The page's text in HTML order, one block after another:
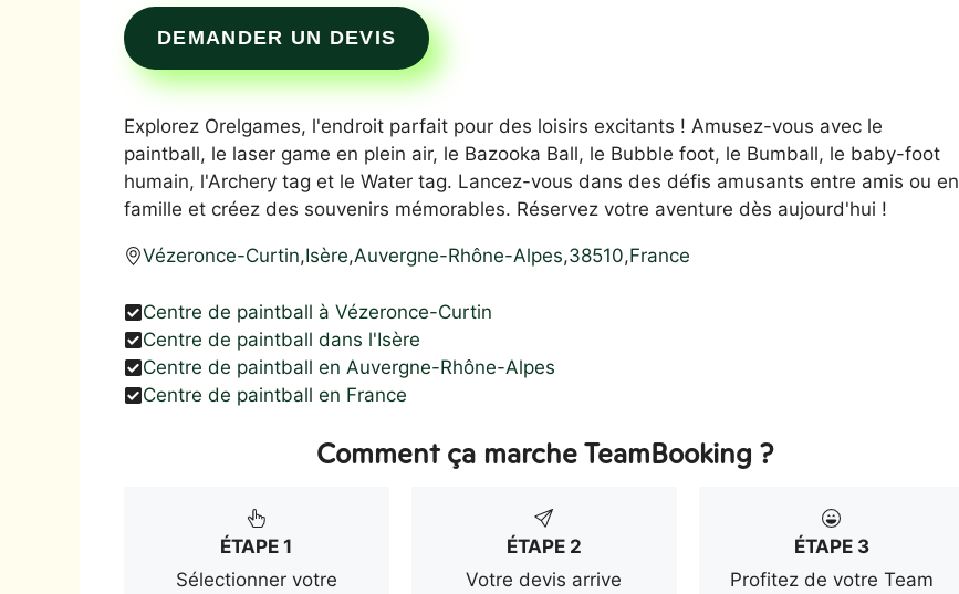
DEMANDER UN DEVIS
Explorez Orelgames, l'endroit parfait pour des loisirs excitants ! Amusez-vous avec le
paintball, le laser game en plein air, le Bazooka Ball, le Bubble foot, le Bumball, le baby-foot
humain, l'Archery tag et le Water tag. Lancez-vous dans des défis amusants entre amis ou en
famille et créez des souvenirs mémorables. Réservez votre aventure dès aujourd'hui !
Vézeronce-Curtin,Isère,Auvergne-Rhône-Alpes,38510,France
Centre de paintball à Vézeronce-Curtin
Centre de paintball dans l'Isère
Centre de paintball en Auvergne-Rhône-Alpes
Centre de paintball en France
Comment ça marche TeamBooking ?
ÉTAPE 1
Sélectionner votre
ÉTAPE 2
Votre devis arrive
ÉTAPE 3
Profitez de votre Team